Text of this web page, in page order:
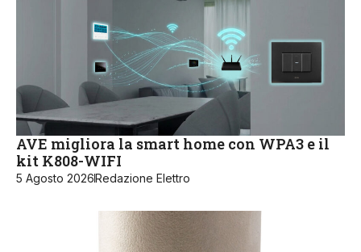
AVE migliora la smart home con WPA3 e il
kit K808-WIFI
5 Agosto 2026Redazione Elettro